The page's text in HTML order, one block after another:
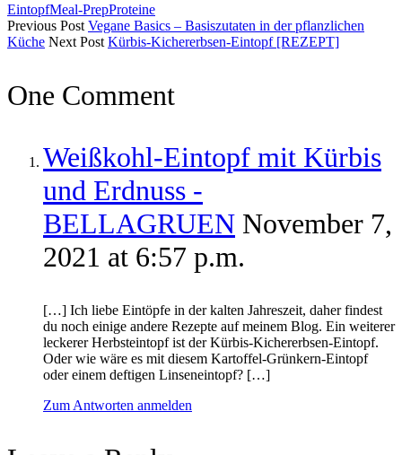
EintopfMeal-PrepProteine
Previous Post Vegane Basics – Basiszutaten in der pflanzlichen
Küche Next Post Kürbis-Kichererbsen-Eintopf [REZEPT]
One Comment
Weißkohl-Eintopf mit Kürbis
und Erdnuss -
BELLAGRUEN November 7,
2021 at 6:57 p.m.
[…] Ich liebe Eintöpfe in der kalten Jahreszeit, daher findest
du noch einige andere Rezepte auf meinem Blog. Ein weiterer
leckerer Herbsteintopf ist der Kürbis-Kichererbsen-Eintopf.
Oder wie wäre es mit diesem Kartoffel-Grünkern-Eintopf
oder einem deftigen Linseneintopf? […]
Zum Antworten anmelden